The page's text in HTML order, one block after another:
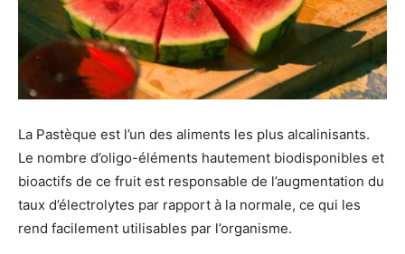
La Pastèque est l’un des aliments les plus alcalinisants.
Le nombre d’oligo-éléments hautement biodisponibles et
bioactifs de ce fruit est responsable de l’augmentation du
taux d’électrolytes par rapport à la normale, ce qui les
rend facilement utilisables par l’organisme.